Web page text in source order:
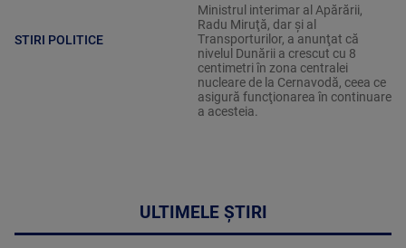
STIRI POLITICE
Ministrul interimar al Apărării,
Radu Miruţă, dar şi al
Transporturilor, a anunţat că
nivelul Dunării a crescut cu 8
centimetri în zona centralei
nucleare de la Cernavodă, ceea ce
asigură funcţionarea în continuare
a acesteia.
ULTIMELE ȘTIRI